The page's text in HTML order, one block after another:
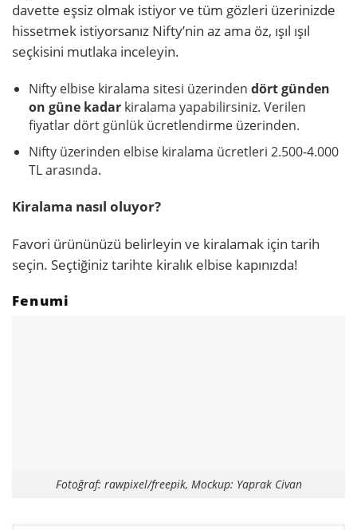
davette eşsiz olmak istiyor ve tüm gözleri üzerinizde
hissetmek istiyorsanız Nifty’nin az ama öz, ışıl ışıl
seçkisini mutlaka inceleyin.
Nifty elbise kiralama sitesi üzerinden dört günden
on güne kadar kiralama yapabilirsiniz. Verilen
fiyatlar dört günlük ücretlendirme üzerinden.
Nifty üzerinden elbise kiralama ücretleri 2.500-4.000
TL arasında.
Kiralama nasıl oluyor?
Favori ürününüzü belirleyin ve kiralamak için tarih
seçin. Seçtiğiniz tarihte kiralık elbise kapınızda!
Fenumi
Fotoğraf: rawpixel/freepik, Mockup: Yaprak Civan